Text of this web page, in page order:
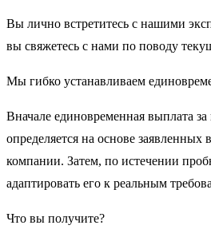
Вы лично встретитесь с нашими
вы свяжетесь с нами по поводу
Мы гибко устанавливаем
Вначале единовременная выплата
определяется на основе заявленных
компании. Затем, по истечении
адаптировать его к реальным
Что вы получите?